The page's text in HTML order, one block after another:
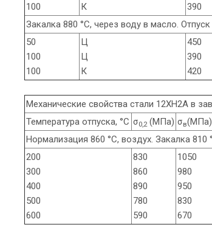
100
К
390
Закалка 880 °С, через воду в масло.
50
100
100
Ц
Ц
К
450
390
420
Механические свойства стали 12ХН2А в
Температура отпуска, °С σ0,2 (МПа) σв(МПа)
Нормализация 860 °С, воздух. Закалка
200
300
400
500
600
830
860
890
780
590
1050
980
950
830
670